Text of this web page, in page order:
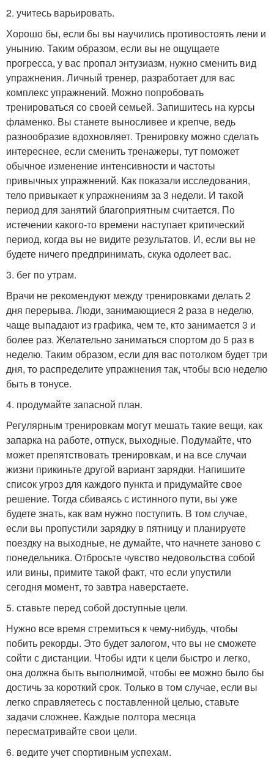
2. учитесь варьировать.
Хорошо бы, если бы вы научились противостоять лени и
унынию. Таким образом, если вы не ощущаете
прогресса, у вас пропал энтузиазм, нужно сменить вид
упражнения. Личный тренер, разработает для вас
комплекс упражнений. Можно попробовать
тренироваться со своей семьей. Запишитесь на курсы
фламенко. Вы станете выносливее и крепче, ведь
разнообразие вдохновляет. Тренировку можно сделать
интереснее, если сменить тренажеры, тут поможет
обычное изменение интенсивности и частоты
привычных упражнений. Как показали исследования,
тело привыкает к упражнениям за 3 недели. И такой
период для занятий благоприятным считается. По
истечении какого-то времени наступает критический
период, когда вы не видите результатов. И, если вы не
будете ничего предпринимать, скука одолеет вас.
3. бег по утрам.
Врачи не рекомендуют между тренировками делать 2
дня перерыва. Люди, занимающиеся 2 раза в неделю,
чаще выпадают из графика, чем те, кто занимается 3 и
более раз. Желательно заниматься спортом до 5 раз в
неделю. Таким образом, если для вас потолком будет три
дня, то распределите упражнения так, чтобы всю неделю
быть в тонусе.
4. продумайте запасной план.
Регулярным тренировкам могут мешать такие вещи, как
запарка на работе, отпуск, выходные. Подумайте, что
может препятствовать тренировкам, и на все случаи
жизни прикиньте другой вариант зарядки. Напишите
список угроз для каждого пункта и придумайте свое
решение. Тогда сбиваясь с истинного пути, вы уже
будете знать, как вам нужно поступить. В том случае,
если вы пропустили зарядку в пятницу и планируете
поездку на выходные, не думайте, что начнете заново с
понедельника. Отбросьте чувство недовольства собой
или вины, примите такой факт, что если упустили
сегодня момент, то завтра наверстаете.
5. ставьте перед собой доступные цели.
Нужно все время стремиться к чему-нибудь, чтобы
побить рекорды. Это будет залогом, что вы не сможете
сойти с дистанции. Чтобы идти к цели быстро и легко,
она должна быть выполнимой, чтобы ее можно было бы
достичь за короткий срок. Только в том случае, если вы
легко справляетесь с поставленной целью, ставьте
задачи сложнее. Каждые полтора месяца
пересматривайте свои цели.
6. ведите учет спортивным успехам.